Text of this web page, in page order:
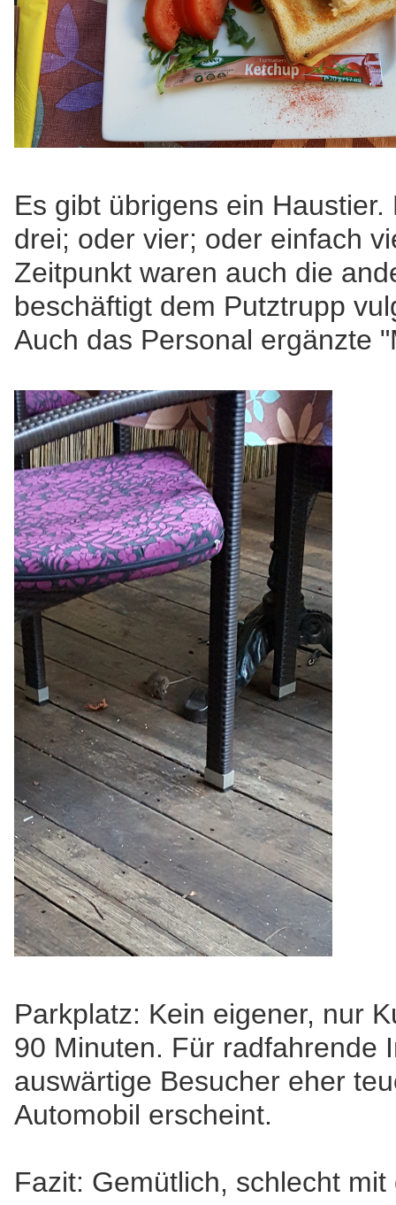
Es gibt übrigens ein
drei; oder vier; oder einfach
Zeitpunkt waren auch die
beschäftigt dem Putztrupp
Auch das Personal ergänzte
Parkplatz: Kein eigener, nur
90 Minuten. Für radfahrende
auswärtige Besucher eher
Automobil erscheint.
Fazit: Gemütlich, schlecht